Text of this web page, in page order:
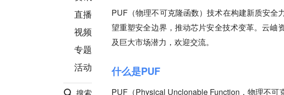
推荐
财经
项目推荐
安徽
直播
视频
专题
活动
PUF（物理不可克隆函数）技术在构建新质安
望重塑安全边界，推动芯片安全技术变革。云岫
及巨大市场潜力，欢迎交流。
什么是PUF
PUF（Physical Unclonable Function，物理不可